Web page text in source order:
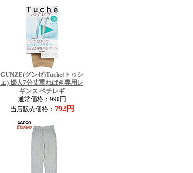
GUNZE(グンゼ)Tuche(トゥシ
ェ) 婦人7分丈重ねばき専用レ
ギンス ペチレギ
通常価格：990円
当店販売価格： 792円